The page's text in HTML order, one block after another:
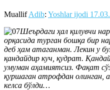
MuallifAdib: Yoshlar ijodi
Шеърдаги ҳал қилувчи
орқасида турган бошқа бир
деб ҳам атаганман. Лекин у
қандайдир куч, қудрат.
умуман аҳамиятсиз. Фақат
қуршаган атрофдан олинган,
келса бўлди…